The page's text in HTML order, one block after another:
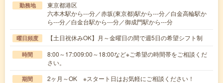
勤務地
東京都港区
六本木駅から---分／赤坂(東京都)駅から---分／白金高輪駅か
ら---分／白金台駅から---分／御成門駅から---分
曜日頻度 【土日祝休みOK】月～金曜日の間で週5日の希望シフト制
時間
8:00～17:009:00～18:00など※ご希望の時間帯をご相談くだ
さい。
期間 2ヶ月～OK ※スタート日はお気軽にご相談ください！